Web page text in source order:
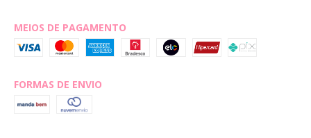
MEIOS DE PAGAMENTO
FORMAS DE ENVIO